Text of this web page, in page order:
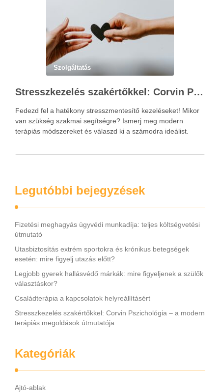
Szolgáltatás
Stresszkezelés szakértőkkel: Corvin Pszichológia – a modern terápiás megoldások útmutatója
Fedezd fel a hatékony stresszmentesítő kezeléseket! Mikor
van szükség szakmai segítségre? Ismerj meg modern
terápiás módszereket és válaszd ki a számodra ideálist.
Legutóbbi bejegyzések
Fizetési meghagyás ügyvédi munkadíja: teljes költségvetési
útmutató
Utasbiztosítás extrém sportokra és krónikus betegségek
esetén: mire figyelj utazás előtt?
Legjobb gyerek hallásvédő márkák: mire figyeljenek a szülők
választáskor?
Családterápia a kapcsolatok helyreállításért
Stresszkezelés szakértőkkel: Corvin Pszichológia – a modern
terápiás megoldások útmutatója
Kategóriák
Ajtó-ablak